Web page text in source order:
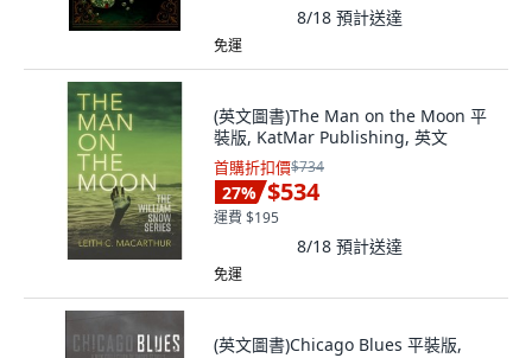
8/18 預計送達
免運
(英文圖書)The Man on the Moon 平
裝版, KatMar Publishing, 英文
首購折扣價$734
27% $534
運費 $195
8/18 預計送達
免運
(英文圖書)Chicago Blues 平裝版,